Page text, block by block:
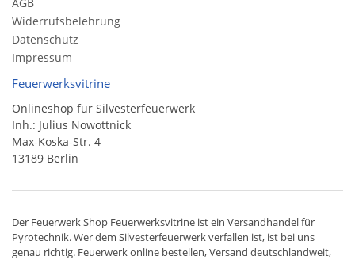
Widerrufsbelehrung
Datenschutz
Impressum
Feuerwerksvitrine
Onlineshop für Silvesterfeuerwerk
Inh.: Julius Nowottnick
Max-Koska-Str. 4
13189 Berlin
Der Feuerwerk Shop Feuerwerksvitrine ist ein Versandhandelfür
Pyrotechnik. Wer dem Silvesterfeuerwerk verfallen ist, ist bei uns
genau richtig. Feuerwerk online bestellen,Versand deutschlandweit,